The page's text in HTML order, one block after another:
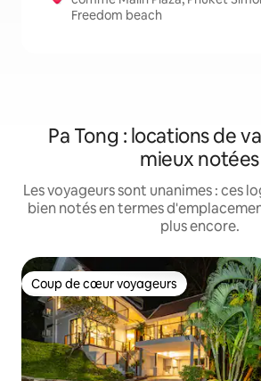
Freedom beach
Pa Tong : locations de
mieux notées
Les voyageurs sont unanimes : ces
bien notés en termes
plus encore.
Coup de cœur voyageurs
Coup de cœur voyageurs